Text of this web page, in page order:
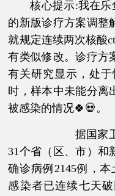
核心提示:我在
的新版诊疗方案调整
就规定连续两次核酸
有类似修改。诊疗方
有关研究显示，处
时，样本中未能分离
被感染的情况🍀💀。
据国家卫健
31个省（区、市）和
确诊病例2145例，
感染者已连续七天